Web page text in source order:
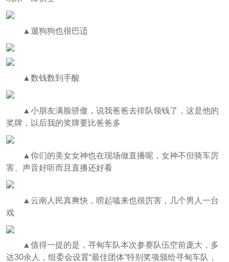
▲ 遛狗狗也很巴适
▲ 数钱数到手酸
▲ 小朋友满脸骄傲，说我爸爸去排队领钱了，这是他的
奖牌，以后我的奖牌要比爸爸多
▲ 你们的美女女神也在现场做直播呢，女神不但骑车厉
害、声音好听而且直播还好看
▲ 云南人民真爽快，唠起嗑来也很厉害，几个男人一台
戏
▲值得一提的是，寻甸车队本次参赛队伍空前庞大，多
达30余人，组委会设置“最佳团体”特别奖项颁给寻甸车队，